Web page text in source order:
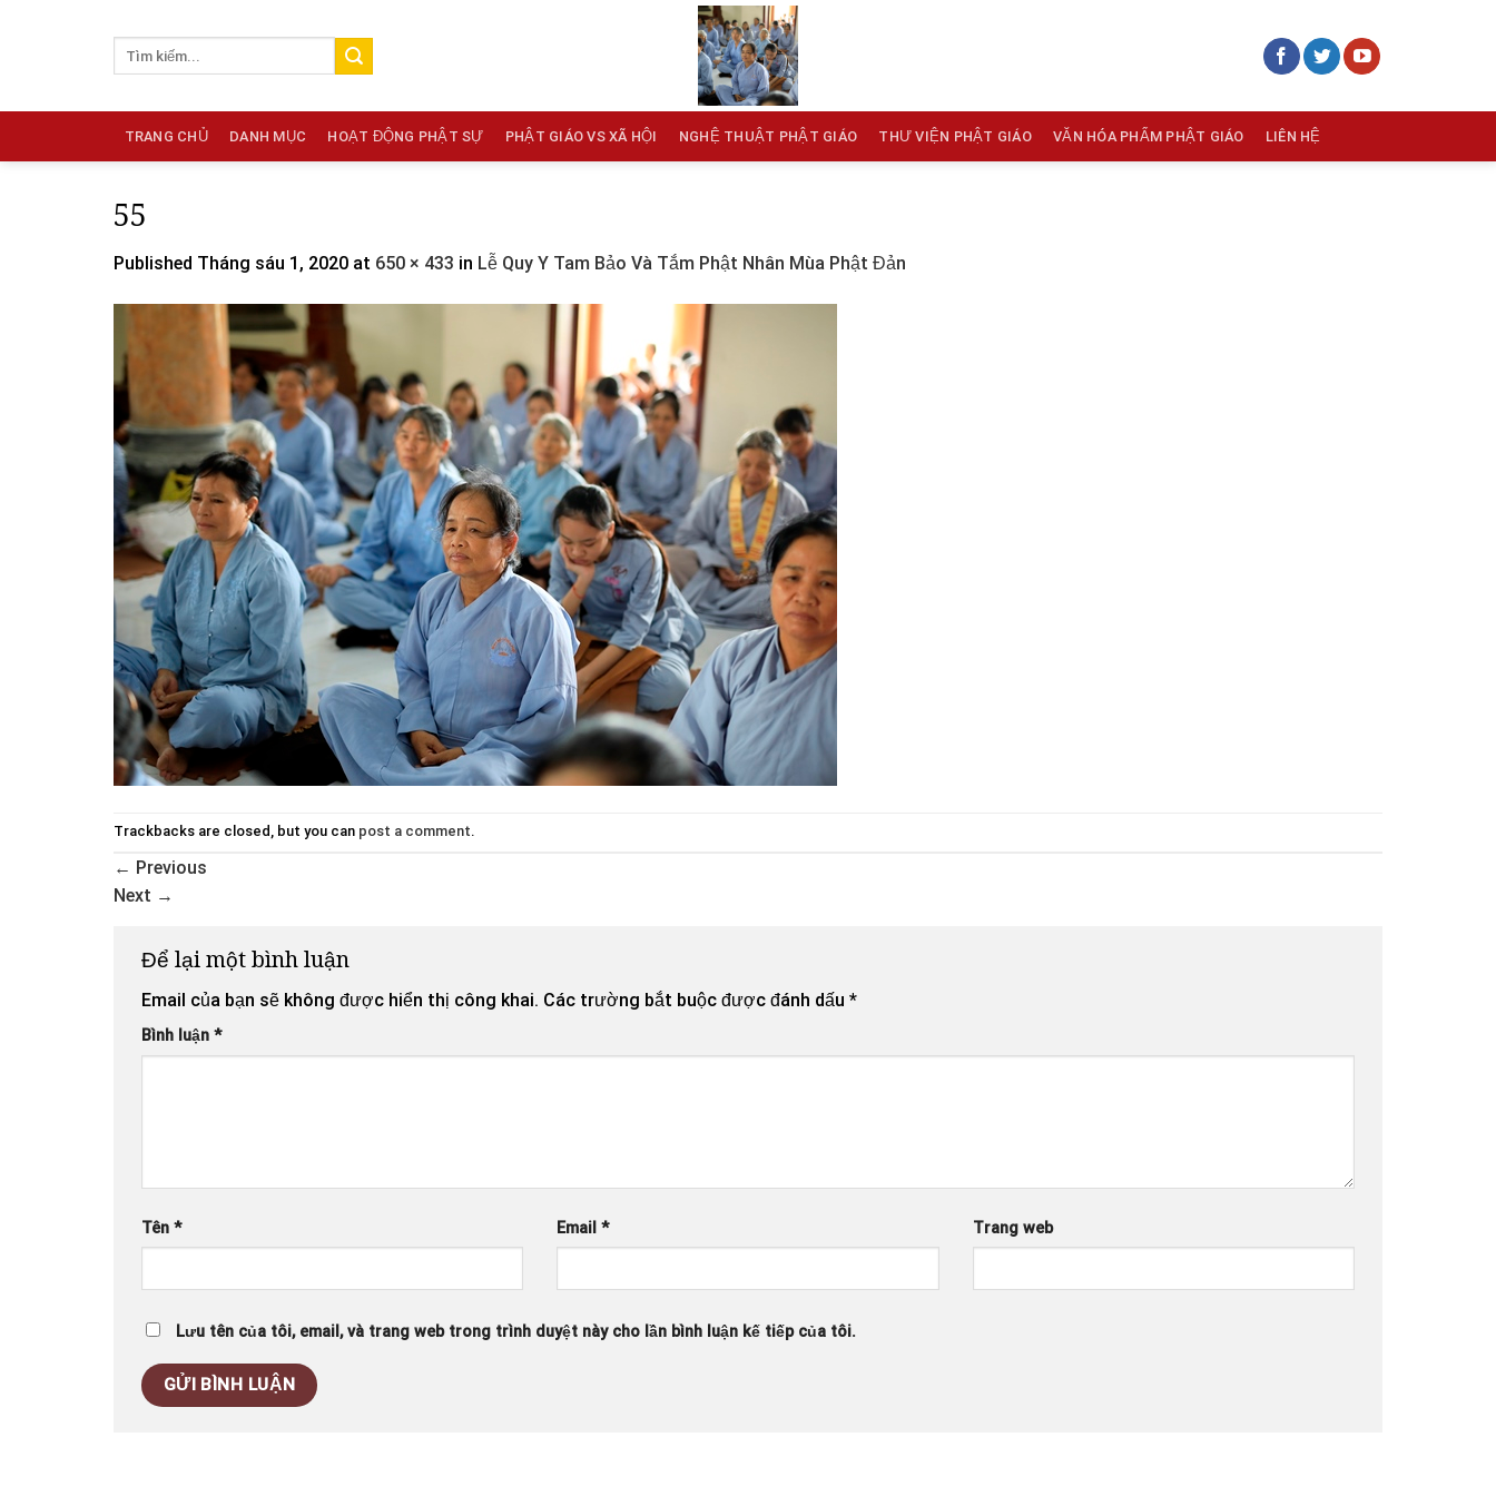
TRANG CHỦ DANH MỤC HOẠT ĐỘNG PHẬT SỰ PHẬT GIÁO VS XÃ HỘI NGHỆ THUẬT PHẬT GIÁO THƯ VIỆN PHẬT GIÁO VĂN HÓA PHẨM PHẬT GIÁO LIÊN HỆ
55
Published Tháng sáu 1, 2020 at 650 × 433 in Lễ Quy Y Tam Bảo Và Tắm Phật Nhân Mùa Phật Đản
Trackbacks are closed, but you can post a comment.
← Previous
Next →
Để lại một bình luận
Email của bạn sẽ không được hiển thị công khai. Các trường bắt buộc được đánh dấu *
Bình luận *
Tên * Email* Trang web
Lưu tên của tôi, email, và trang web trong trình duyệt này cho lần bình luận kế tiếp của tôi.